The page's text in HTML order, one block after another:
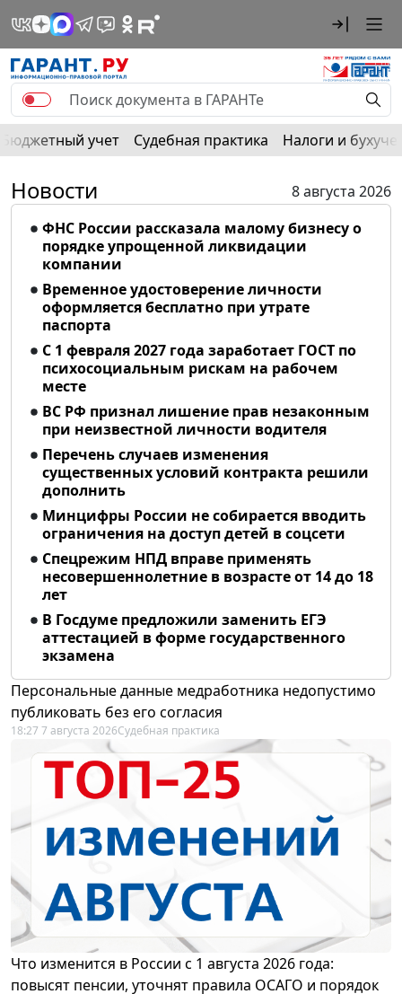
Бюджетный учет Судебная практика Налоги и
Новости
8 августа 2026
ФНС России рассказала малому бизнесу о
порядке упрощенной ликвидации
компании
Временное удостоверение личности
оформляется бесплатно при утрате
паспорта
С 1 февраля 2027 года заработает ГОСТ по
психосоциальным рискам на рабочем
месте
ВС РФ признал лишение прав незаконным
при неизвестной личности водителя
Перечень случаев изменения
существенных условий контракта решили
дополнить
Минцифры России не собирается вводить
ограничения на доступ детей в соцсети
Спецрежим НПД вправе применять
несовершеннолетние в возрасте от 14 до 18
лет
В Госдуме предложили заменить ЕГЭ
аттестацией в форме государственного
экзамена
Персональные данные медработника недопустимо
публиковать без его согласия
18:27 7 августа 2026Судебная практика
Что изменится в России с 1 августа 2026 года:
повысят пенсии, уточнят правила ОСАГО и порядок